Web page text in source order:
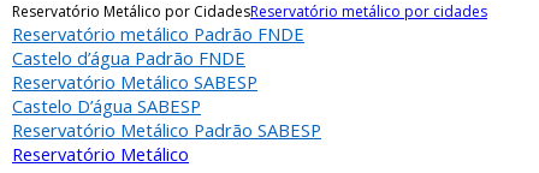
Reservatório Metálico por CidadesReservatório metálico por cidades
Reservatório metálico Padrão FNDE
Castelo d’água Padrão FNDE
Reservatório Metálico SABESP
Castelo D’água SABESP
Reservatório Metálico Padrão SABESP
Reservatório Metálico